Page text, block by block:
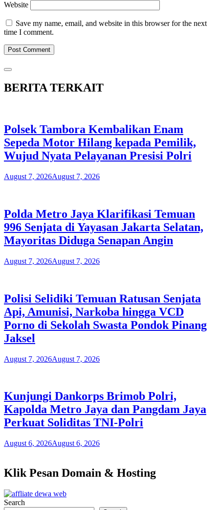
Website
Save my name, email, and website in this browser for the next
time I comment.
BERITA TERKAIT
Polsek Tambora Kembalikan Enam
Sepeda Motor Hilang kepada Pemilik,
Wujud Nyata Pelayanan Presisi Polri
August 7, 2026August 7, 2026
Polda Metro Jaya Klarifikasi Temuan
996 Senjata di Yayasan Jakarta Selatan,
Mayoritas Diduga Senapan Angin
August 7, 2026August 7, 2026
Polisi Selidiki Temuan Ratusan Senjata
Api, Amunisi, Narkoba hingga VCD
Porno di Sekolah Swasta Pondok Pinang
Jaksel
August 7, 2026August 7, 2026
Kunjungi Dankorps Brimob Polri,
Kapolda Metro Jaya dan Pangdam Jaya
Perkuat Soliditas TNI-Polri
August 6, 2026August 6, 2026
Klik Pesan Domain & Hosting
Search